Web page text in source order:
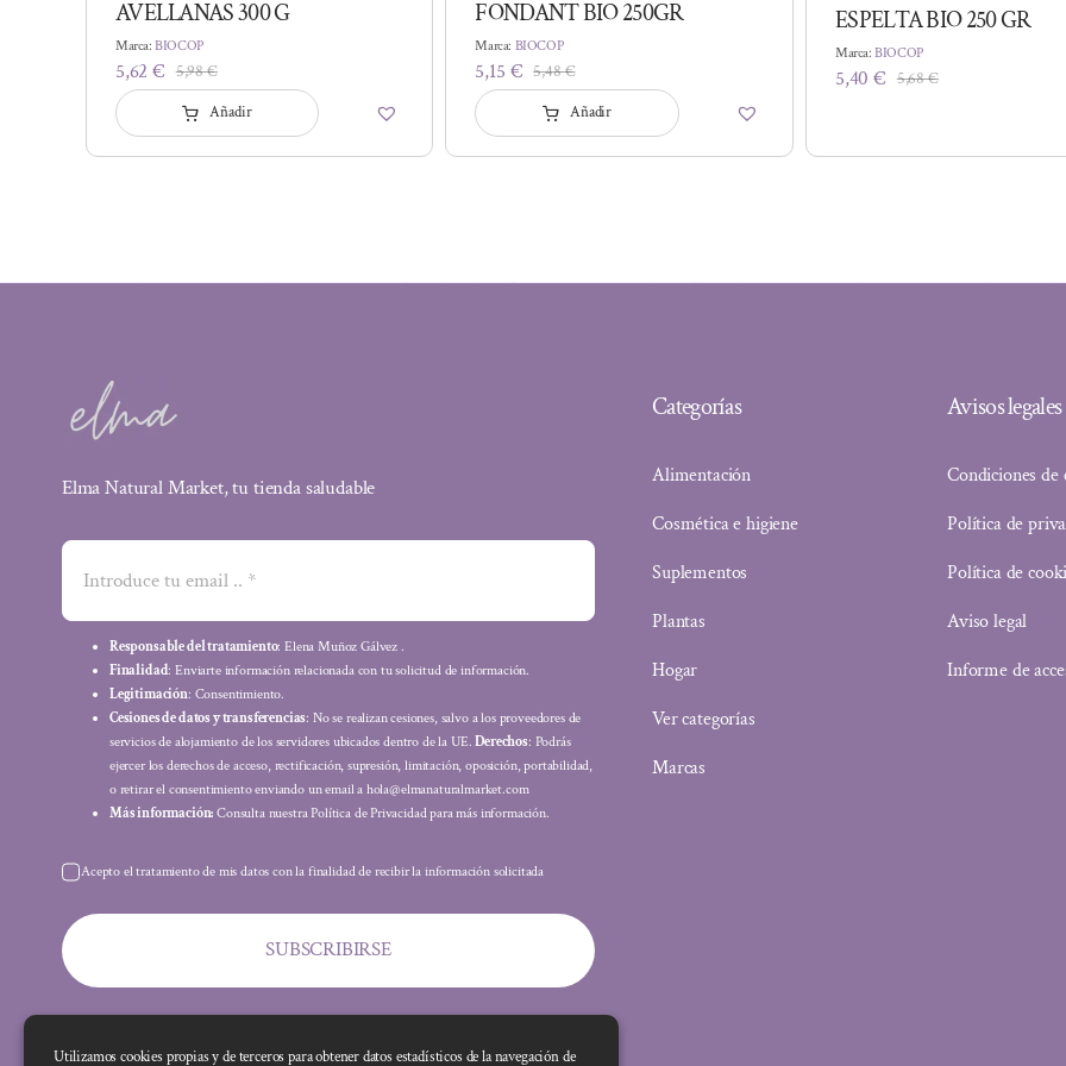
AVELLANAS 300 G
Marca:BIOCOP
5,98€El
precio
original
era:
5,62€
El
precio
actual
es:
Añadir
FONDANT BIO 250GR
Marca: BIOCOP
5,48€El
precio
original
era:
5,15 €
El
precio
actual
es:
Añadir
ESPELTA BIO 250 GR
Marca:BIOCOP
5,68€El
5,40€
El
Elma Natural Market, tu tienda saludable
Responsable del tratamiento: Elena Muñoz Gálvez .
Finalidad: Enviarte información relacionada con tu solicitud de información.
Legitimación: Consentimiento.
Cesiones de datos y transferencias: No se realizan cesiones, salvo a los proveedores de
servicios de alojamiento de los servidores ubicados dentro de la UE.Derechos: Podrás
ejercer los derechos de acceso, rectificación, supresión, limitación, oposición, portabilidad,
o retirar el consentimiento enviando un email a hola@elmanaturalmarket.com
Más información: Consulta nuestra Política de Privacidad para más información.
Acepto el tratamiento de mis datos con la finalidad de recibir la información solicitada
SUBSCRIBIRSE
Categorías
Alimentación
Cosmética e higiene
Suplementos
Plantas
Hogar
Ver categorías
Marcas
Avisos legales
Condiciones de
Política de
Política de
Aviso legal
Informe de
Utilizamos cookies propias y de terceros para obtener datos estadísticos de la navegación de